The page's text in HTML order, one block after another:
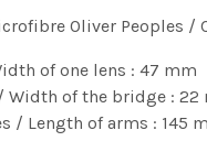
Oliver Peoples /
of one lens : 47 mm
Width of the bridge : 22
/ Length of arms : 145